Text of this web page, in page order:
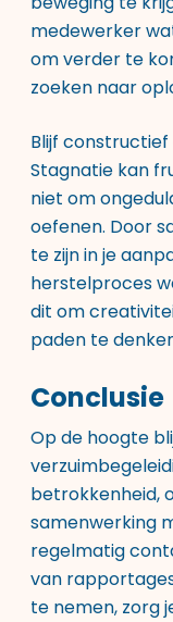
medewerker
om verder te
zoeken naar
Blijf
Stagnatie kan
niet om
oefenen. Door
te zijn in je
herstelproces
dit om
paden te
Conclusie
Op de hoogte
betrokkenheid,
samenwerking
regelmatig
van
te nemen, zorg